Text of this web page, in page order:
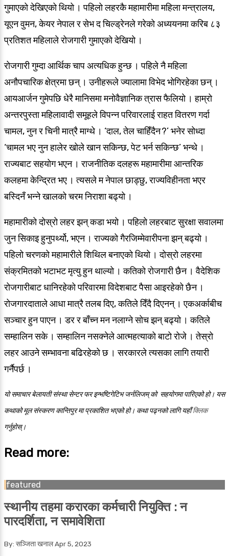
गुमाएको देखिएको थियो । पहिलो लहरकै महामारीमा महिला मन्त्रालय,
यूएन वुमन, केयर नेपाल र सेभ द चिल्ड्रेनले गरेको अध्ययनमा करिब ८३
प्रतिशत महिलाले रोजगारी गुमाएको देखियो ।
रोजगारी गुम्दा आर्थिक चाप अत्यधिक हुन्छ । पहिले नै महिला
अनौपचारिक क्षेत्रमा छन् । उनीहरूले ज्यालामा विभेद भोगिरहेका छन् ।
आयआर्जन गुमेपछि धेरै मानिसमा मनोवैज्ञानिक त्रास फैलियो । हाम्रो
अन्तरपुस्ता महिलावादी समूहले विपन्न परिवारलाई राहत वितरण गर्दा
चामल, नुन र चिनी मात्रै माग्थे । ‘दाल, तेल चाहिँदैन ?’ भनेर सोध्दा
‘चामल भए नुन हालेर खोले खान सकिन्छ, पेट भर्न सकिन्छ’ भन्थे ।
राज्यबाट सहयोग भएन । राजनीतिक दलहरू महामारीमा आन्तरिक
कलहमा केन्द्रित भए । त्यसले म नेपाल छाड्छु, राज्यविहीनता भएर
बस्दिनँ भन्ने खालको चरम निराशा बढ्यो ।
महामारीको दोस्रो लहर झन् कडा भयो । पहिलो लहरबाट सुरक्षा सवालमा
जुन सिकाइ हुनुपर्थ्यो, भएन । राज्यको गैरजिम्मेवारीपना झन् बढ्यो ।
पहिलो चरणको महामारीले शिथिल बनाएको थियो । दोस्रो लहरमा
संक्रमितको भटाभट मृत्यु हुन थाल्यो । कतिको रोजगारी छैन । वैदेशिक
रोजगारीबाट धानिरहेको परिवारमा विदेशबाट पैसा आइरहेको छैन ।
रोजगारदाताले आधा मात्रै तलब दिए, कतिले दिँदै दिएनन् । एकअर्काबीच
सञ्चार हुन पाएन । डर र बाँच्न मन नलाग्ने सोच झन् बढ्यो । कतिले
सम्हालिन सके । सम्हालिन नसक्नेले आत्महत्याको बाटो रोजे । तेस्रो
लहर आउने सम्भावना बढिरहेको छ । सरकारले त्यसका लागि तयारी
गर्नैपर्छ ।
यो समाचार बेलायती संस्था सेन्टर फर इन्भष्टिगेटिभ जर्नलिजम् को सहयोगमा पारिएको हो। यस
कथाको मूल संस्करण कान्तिपुर मा प्रकाशित भएको हो। कथा पढ्नको लागि यहाँक्लिक
गर्नुहोस्।
Read more:
featured
स्थानीय तहमा करारका कर्मचारी नियुक्ति : न
पारदर्शिता, न समावेशिता
By: सञ्जिता खनालApr 5, 2023